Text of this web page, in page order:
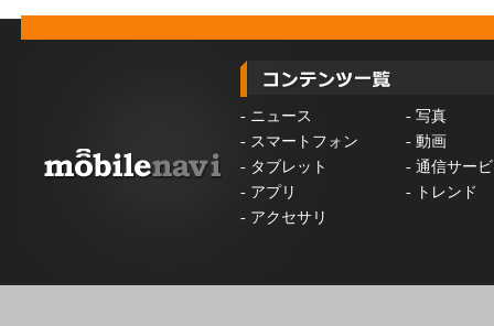
- ニュース - 写真
- スマートフォン - 動画
- タブレット - 通信サー
- アプリ -
トレンド
- アクセサリ